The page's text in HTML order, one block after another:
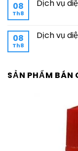
08
Th8
Dịch vụ
08
Th8
Dịch vụ
SẢN PHẨM BÁN